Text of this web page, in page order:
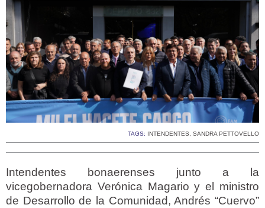
TAGS: INTENDENTES, SANDRA PETTOVELLO
Intendentes bonaerenses junto a la
vicegobernadora Verónica Magario y el ministro
de Desarrollo de la Comunidad, Andrés “Cuervo”